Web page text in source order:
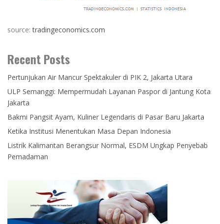
source:tradingeconomics.com
Recent Posts
Pertunjukan Air Mancur Spektakuler di PIK 2, Jakarta Utara
ULP Semanggi: Mempermudah Layanan Paspor di Jantung Kota
Jakarta
Bakmi Pangsit Ayam, Kuliner Legendaris di Pasar Baru Jakarta
Ketika Institusi Menentukan Masa Depan Indonesia
Listrik Kalimantan Berangsur Normal, ESDM Ungkap Penyebab
Pemadaman